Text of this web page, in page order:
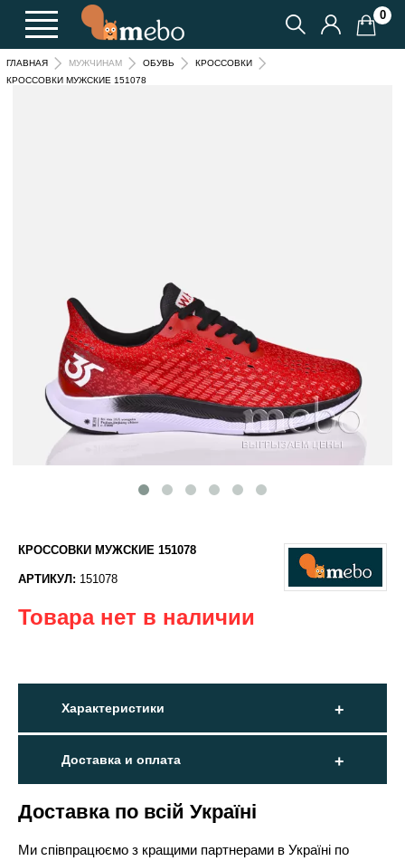
0
ГЛАВНАЯ МУЖЧИНАМ ОБУВЬ
КРОССОВКИ
КРОССОВКИ МУЖСКИЕ 151078
КРОССОВКИ МУЖСКИЕ 151078
АРТИКУЛ: 151078
Товара нет в наличии
Характеристики
Доставка и оплата
Доставка по всій Україні
Ми співпрацюємо з кращими партнерами в Україні по